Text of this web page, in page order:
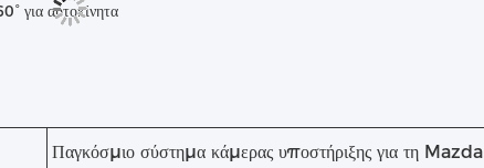
για αυτοκίνητα
Παγκόσμιο σύστημα κάμερας υποστήριξης για τη Mazda